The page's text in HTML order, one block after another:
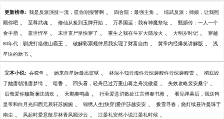
更新榜单: 我是反派演技一流，哎你别报警啊 、 四合院：最强主角 、 综武反派：师娘，让我照
顾你吧 、 至尊武魂 、 修仙从捡到玉牌开始 、 万界国运：我有神魔祭坛 、 甄嬛传：一人一个
金手指 、 盖世悍卒 、 末世丧尸皇快穿了 、 重生之我在斗罗大陆放火 、 大明岁时记 、 穿越
80年代：驯虎打猎做山霸王 、 破解彩票规律后我实现了财富自由 、 黄帝内经爆笑讲解版 、 浅
星语的新书 、
完本小说: 吞噬鱼 、 她来自星际最高监狱 、 林深不知云海许云琛裴馥许云琛裴馥雪 、 彻底毁
了她唐朝淮唐梦绮 、 暗香 、 回头看，轻舟已过万重山蒋之舟沈傲凝 、 失效攻略裴安桑宁 、
后悔爱你穆斯澜沈清欢 、 天鹅奏鸣曲 、 行至爱意消散处江言傅秦书雅 、 看见弹幕后，我送狗
皇帝和白月光归西元辰轩苏婉婉 、 锦绣人生[快穿]爱伊莎越安安 、 拨雪寻春，烧灯续昼许曼珠于
南尘 、 风起时爱意散尽林青风顾汐云 、 江晏礼安然小说江晏礼时候 、